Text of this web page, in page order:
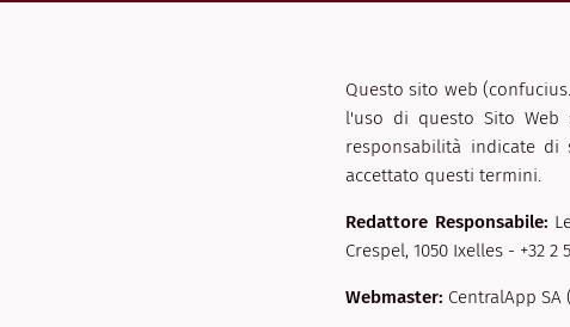
Questo sito web
l'uso di questo Sito
responsabilità indicate di
accettato questi termini.
Redattore Responsabile:
Crespel, 1050 Ixelles - +32 2
Webmaster: CentralApp SA